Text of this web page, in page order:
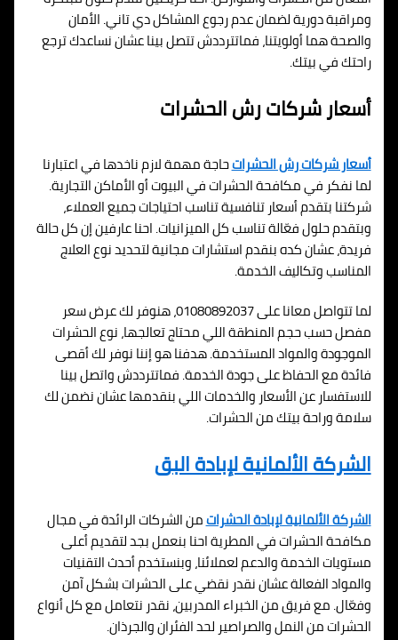
ومراقبة دورية لضمان عدم رجوع المشاكل دي تاني. الأمان
والصحة هما أولويتنا، فماتترددش تتصل بينا عشان نساعدك ترجع
راحتك في بيتك.
أسعار شركات رش الحشرات
أسعار شركات رش الحشراتحاجة مهمة لازم ناخدها في اعتبارنا
لما نفكر في مكافحة الحشرات في البيوت أو الأماكن التجارية.
شركتنا بتقدم أسعار تنافسية تناسب احتياجات جميع العملاء،
وبتقدم حلول فعّالة تناسب كل الميزانيات. احنا عارفين إن كل حالة
فريدة، عشان كده بنقدم استشارات مجانية لتحديد نوع العلاج
المناسب وتكاليف الخدمة.
لما تتواصل معانا على 01080892037، هنوفر لك عرض سعر
مفصل حسب حجم المنطقة اللي محتاج تعالجها، نوع الحشرات
الموجودة والمواد المستخدمة. هدفنا هو إننا نوفر لك أقصى
فائدة مع الحفاظ على جودة الخدمة. فماتترددش واتصل بينا
للاستفسار عن الأسعار والخدمات اللي بنقدمها عشان نضمن لك
سلامة وراحة بيتك من الحشرات.
الشركة الألمانية لإبادة البق
الشركة الألمانية لإبادة الحشراتمن الشركات الرائدة في مجال
مكافحة الحشرات في المطرية احنا بنعمل بجد لتقديم أعلى
مستويات الخدمة والدعم لعملائنا، وبنستخدم أحدث التقنيات
والمواد الفعالة عشان نقدر نقضي على الحشرات بشكل آمن
وفعّال. مع فريق من الخبراء المدربين، نقدر نتعامل مع كل أنواع
الحشرات من النمل والصراصير لحد الفئران والجرذان.